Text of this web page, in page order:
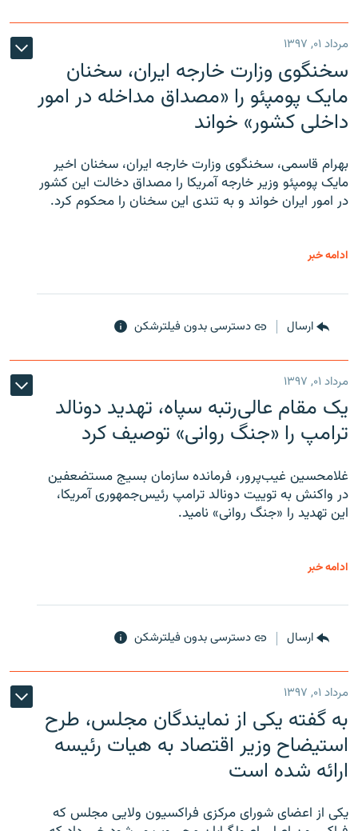
مرداد ۰۱, ۱۳۹۷
سخنگوی وزارت خارجه ایران، سخنان
مایک پومپئو را «مصداق مداخله در امور
داخلی کشور» خواند
بهرام قاسمی، سخنگوی وزارت خارجه ایران، سخنان اخیر
مایک پومپئو وزیر خارجه آمریکا را مصداق دخالت این کشور
در امور ایران خواند و به تندی این سخنان را محکوم کرد.
ادامه خبر
ارسال دسترسی بدون فیلترشکن
مرداد ۰۱, ۱۳۹۷
یک مقام عالی‌رتبه سپاه، تهدید دونالد
ترامپ را «جنگ روانی» توصیف کرد
غلامحسین غیب‌پرور، فرمانده سازمان بسیج مستضعفین
در واکنش به توییت دونالد ترامپ رئیس‌جمهوری آمریکا،
این تهدید را «جنگ روانی» نامید.
ادامه خبر
ارسال دسترسی بدون فیلترشکن
مرداد ۰۱, ۱۳۹۷
به گفته یکی از نمایندگان مجلس، طرح
استیضاح وزیر اقتصاد به هیات رئیسه
ارائه شده است
یکی از اعضای شورای مرکزی فراکسیون ولایی مجلس که